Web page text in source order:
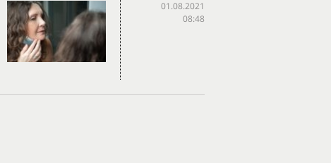
01.08.2021
08:48